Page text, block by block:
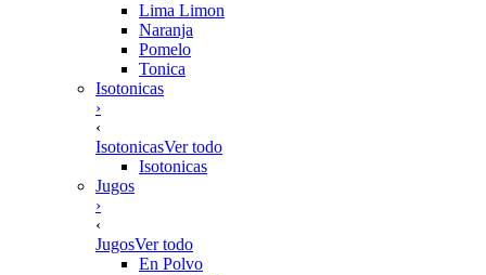
Lima Limon
Naranja
Pomelo
Tonica
Isotonicas
›
‹
IsotonicasVer todo
Isotonicas
Jugos
›
‹
JugosVer todo
En Polvo